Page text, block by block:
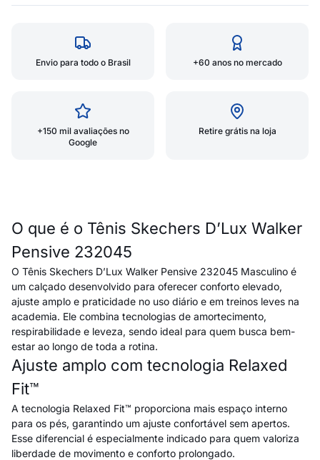
Envio para todo o Brasil +60 anos no mercado
+150 mil avaliações no
Google
Retire grátis na loja
O que é o Tênis Skechers D’Lux Walker
Pensive 232045
O Tênis Skechers D’Lux Walker Pensive 232045 Masculino é
um calçado desenvolvido para oferecer conforto elevado,
ajuste amplo e praticidade no uso diário e em treinos leves na
academia. Ele combina tecnologias de amortecimento,
respirabilidade e leveza, sendo ideal para quem busca bem-
estar ao longo de toda a rotina.
Ajuste amplo com tecnologia Relaxed
Fit™
A tecnologia Relaxed Fit™ proporciona mais espaço interno
para os pés, garantindo um ajuste confortável sem apertos.
Esse diferencial é especialmente indicado para quem valoriza
liberdade de movimento e conforto prolongado.